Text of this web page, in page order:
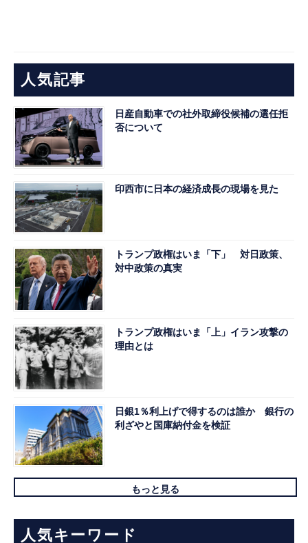
人気記事
日産自動車での社外取締役候補の選任拒
否について
印西市に日本の経済成長の現場を見た
トランプ政権はいま「下」 対日政策、
対中政策の真実
トランプ政権はいま「上」イラン攻撃の
理由とは
日銀1％利上げで得するのは誰か 銀行の
利ざやと国庫納付金を検証
もっと見る
人気キーワード